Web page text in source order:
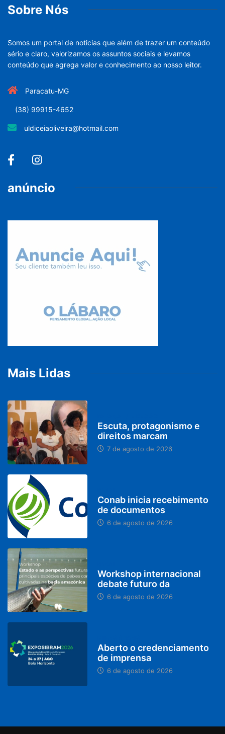
Sobre Nós
Somos um portal de noticias que além de trazer um conteúdo
sério e claro, valorizamos os assuntos sociais e levamos
conteúdo que agrega valor e conhecimento ao nosso leitor.
Paracatu-MG
(38) 99915-4652
uldiceiaoliveira@hotmail.com
anúncio
Mais Lidas
Escuta, protagonismo e
direitos marcam
7 de agosto de 2026
Conab inicia recebimento
de documentos
6 de agosto de 2026
Workshop internacional
debate futuro da
6 de agosto de 2026
Aberto o credenciamento
de imprensa
6 de agosto de 2026